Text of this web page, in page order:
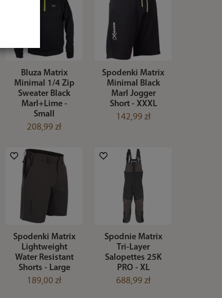
Bluza Matrix
Minimal 1/4 Zip
Sweater Black
Marl+Lime -
Small
208,99 zł
Spodenki Matrix
Minimal Black
Marl Jogger
Short - XXXL
142,99 zł
Spodenki Matrix
Lightweight
Water Resistant
Shorts - Large
189,00 zł
Spodnie Matrix
Tri-Layer
Salopettes 25K
PRO - XL
688,99 zł